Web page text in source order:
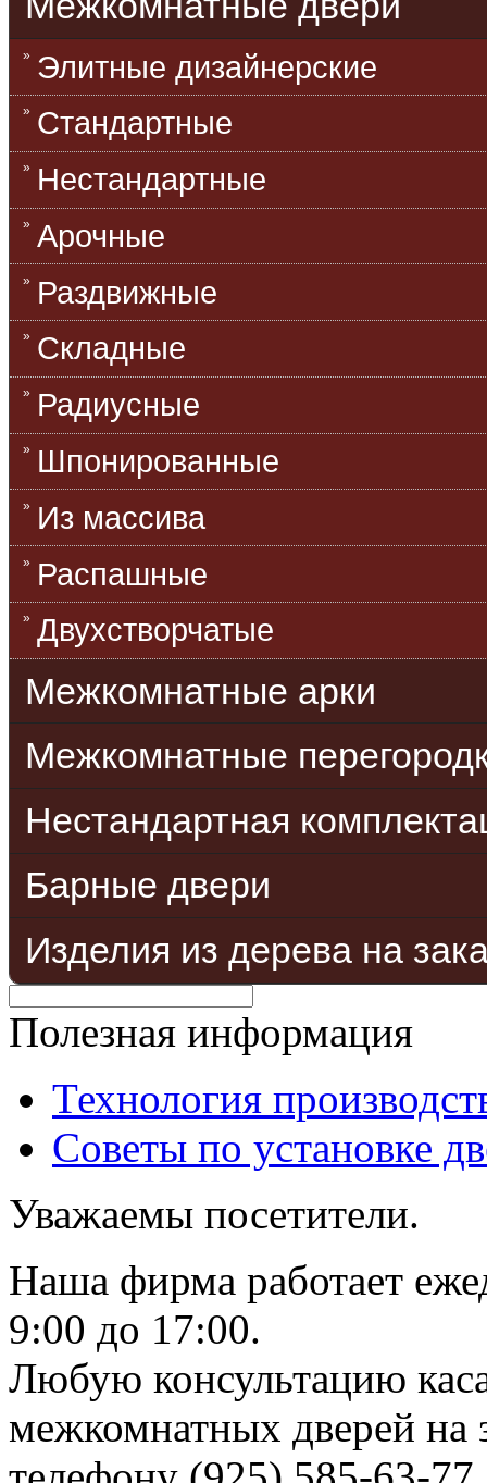
Элитные дизайнерские
Стандартные
Нестандартные
Арочные
Раздвижные
Складные
Радиусные
Шпонированные
Из массива
Распашные
Двухстворчатые
Межкомнатные арки
Межкомнатные
Нестандартная
Барные двери
Изделия из дерева на
Полезная информация
Технология
Советы по установке
Уважаемы посетители.
Наша фирма работает
9:00 до 17:00.
Любую консультацию
межкомнатных дверей на